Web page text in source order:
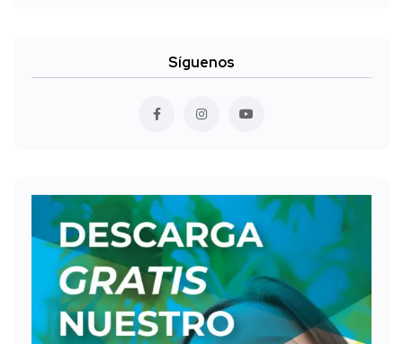
Síguenos